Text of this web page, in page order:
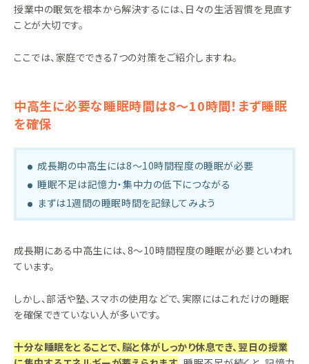
授業中の眠気を根本から解決するには、日々の生活習慣を見直す
ことが大切です。
ここでは、家庭でできる7つの対策をご紹介しますね。
中高生に必要な睡眠時間は8〜10時間！まず睡眠
を確保
成長期の中高生には8〜10時間程度の睡眠が必要
睡眠不足は記憶力・集中力の低下につながる
まずは1週間の睡眠時間を記録してみよう
成長期にある中高生には、8〜10時間程度の睡眠が必要といわれ
ています。
しかし、部活や塾、スマホの使用などで、実際にはこれだけの睡眠
を確保できていない人が多いです。
十分な睡眠をとることで、脳と体がしっかり休息でき、翌日の授業